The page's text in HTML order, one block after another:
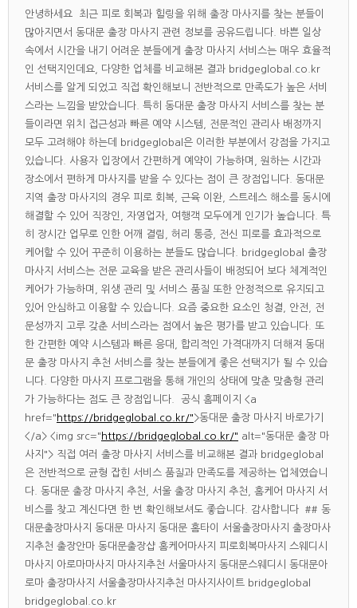
안녕하세요 최근 피로 회복과 힐링을 위해 출장 마사지를 찾는 분들이
많아지면서 동대문 출장 마사지 관련 정보를 공유드립니다. 바쁜 일상
속에서 시간을 내기 어려운 분들에게 출장 마사지 서비스는 매우 효율적
인 선택지인데요, 다양한 업체를 비교해본 결과 bridgeglobal.co.kr
서비스를 알게 되었고 직접 확인해보니 전반적으로 만족도가 높은 서비
스라는 느낌을 받았습니다. 특히 동대문 출장 마사지 서비스를 찾는 분
들이라면 위치 접근성과 빠른 예약 시스템, 전문적인 관리사 배정까지
모두 고려해야 하는데 bridgeglobal은 이러한 부분에서 강점을 가지고
있습니다. 사용자 입장에서 간편하게 예약이 가능하며, 원하는 시간과
장소에서 편하게 마사지를 받을 수 있다는 점이 큰 장점입니다. 동대문
지역 출장 마사지의 경우 피로 회복, 근육 이완, 스트레스 해소를 동시에
해결할 수 있어 직장인, 자영업자, 여행객 모두에게 인기가 높습니다. 특
히 장시간 업무로 인한 어깨 결림, 허리 통증, 전신 피로를 효과적으로
케어할 수 있어 꾸준히 이용하는 분들도 많습니다. bridgeglobal 출장
마사지 서비스는 전문 교육을 받은 관리사들이 배정되어 보다 체계적인
케어가 가능하며, 위생 관리 및 서비스 품질 또한 안정적으로 유지되고
있어 안심하고 이용할 수 있습니다. 요즘 중요한 요소인 청결, 안전, 전
문성까지 고루 갖춘 서비스라는 점에서 높은 평가를 받고 있습니다. 또
한 간편한 예약 시스템과 빠른 응대, 합리적인 가격대까지 더해져 동대
문 출장 마사지 추천 서비스를 찾는 분들에게 좋은 선택지가 될 수 있습
니다. 다양한 마사지 프로그램을 통해 개인의 상태에 맞춘 맞춤형 관리
가 가능하다는 점도 큰 장점입니다. 공식 홈페이지 <a
href=" https://bridgeglobal.co.kr/">동대문 출장 마사지 바로가기
</a> <img src=" https://bridgeglobal.co.kr/" alt="동대문 출장 마
사지"> 직접 여러 출장 마사지 서비스를 비교해본 결과 bridgeglobal
은 전반적으로 균형 잡힌 서비스 품질과 만족도를 제공하는 업체였습니
다. 동대문 출장 마사지 추천, 서울 출장 마사지 추천, 홈케어 마사지 서
비스를 찾고 계신다면 한 번 확인해보셔도 좋습니다. 감사합니다 ## 동
대문출장마사지 동대문 마사지 동대문 홈타이 서울출장마사지 출장마사
지추천 출장안마 동대문출장샵 홈케어마사지 피로회복마사지 스웨디시
마사지 아로마마사지 마사지추천 서울마사지 동대문스웨디시 동대문아
로마 출장마사지 서울출장마사지추천 마사지사이트 bridgeglobal
bridgeglobal.co.kr